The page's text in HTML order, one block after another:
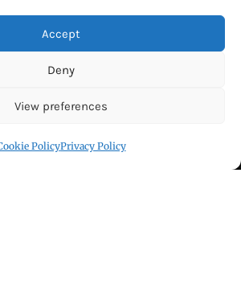
Accept
Deny
View preferences
PolicyPrivacy Policy
accept marketing cookies and